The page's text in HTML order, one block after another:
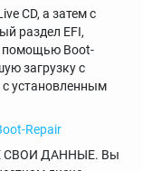
CD, а затем с
раздел EFI,
помощью Boot-
загрузку с
с установленным
Repair
СВОИ ДАННЫЕ. Вы